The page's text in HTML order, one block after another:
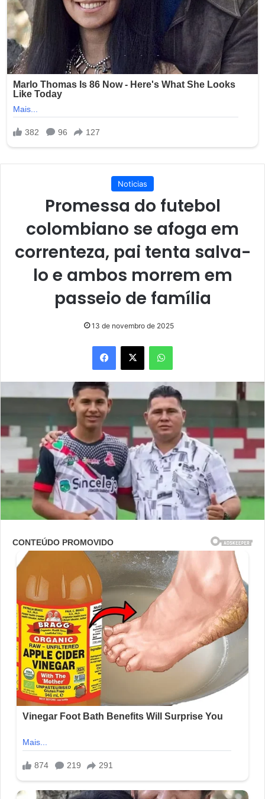
Noticias
Promessa do futebol
colombiano se afoga em
correnteza, pai tenta salva-
lo e ambos morrem em
passeio de família
13 de novembro de 2025
Facebook
X WhatsApp